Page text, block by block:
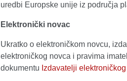
uredbi Europske unije iz područja
Elektronički novac
Ukratko o elektroničkom novcu,
elektroničkog novca i pravima
dokumentu Izdavatelji